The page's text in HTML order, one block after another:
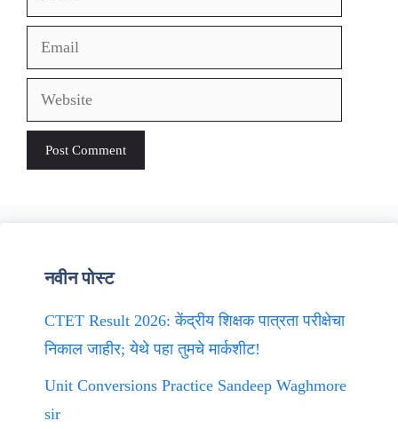
Email
Website
नवीन पोस्ट
CTET Result 2026: केंद्रीय शिक्षक पात्रता परीक्षेचा
निकाल जाहीर; येथे पहा तुमचे मार्कशीट!
Unit Conversions Practice Sandeep Waghmore
sir